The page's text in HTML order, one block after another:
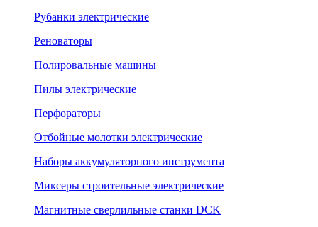
Рубанки электрические
Реноваторы
Полировальные машины
Пилы электрические
Перфораторы
Отбойные молотки электрические
Наборы аккумуляторного инструмента
Миксеры строительные электрические
Магнитные сверлильные станки DCK